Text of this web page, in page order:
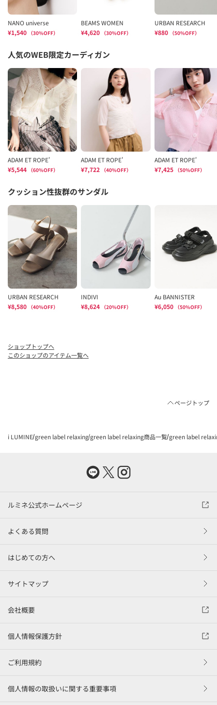
ショップトップへ
このショップのアイテム一覧へ
ページトップ
i LUMINE green label relaxing green label relaxing商品一覧 green label
ルミネ公式ホームページ
よくある質問
はじめての方へ
サイトマップ
会社概要
個人情報保護方針
ご利用規約
個人情報の取扱いに関する重要事項